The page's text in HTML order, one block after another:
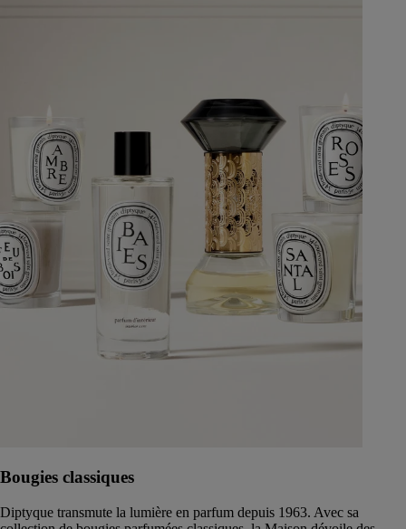
Bougies classiques
Diptyque transmute la lumière en parfum depuis 1963. Avec sa